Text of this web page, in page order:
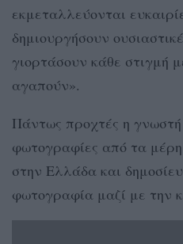
εκμεταλλεύονται
δημιουργήσουν
γιορτάσουν κάθε στιγμή
αγαπούν».
Πάντως προχτές η
φωτογραφίες από τα
στην Ελλάδα και
φωτογραφία μαζί με την